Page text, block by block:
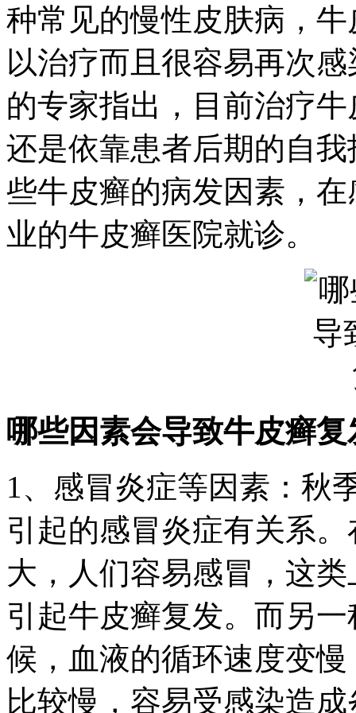
种常见的慢性皮肤病，
以治疗而且很容易再次
的专家指出，目前治疗
还是依靠患者后期的自
些牛皮癣的病发因素，
业的牛皮癣医院就诊。
哪些因素会导致牛皮癣复
1、感冒炎症等因素：秋
引起的感冒炎症有关系
大，人们容易感冒，这
引起牛皮癣复发。而另
候，血液的循环速度变
比较慢，容易受感染造